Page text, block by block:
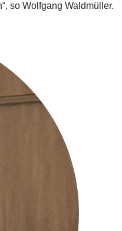
so Wolfgang Waldmüller.